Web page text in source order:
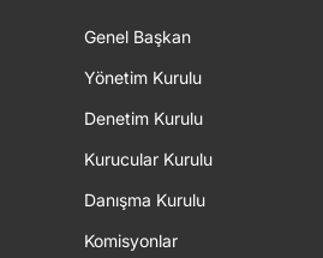
Genel Başkan
Yönetim Kurulu
Denetim Kurulu
Kurucular Kurulu
Danışma Kurulu
Komisyonlar